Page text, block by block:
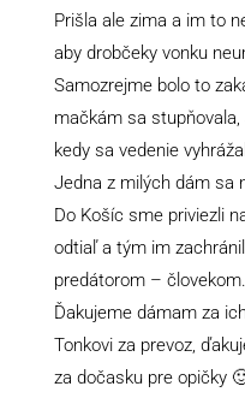
Prišla ale zima a im to
aby drobčeky vonku
Samozrejme bolo to
mačkám sa
kedy sa vedenie
Jedna z milých dám sa
Do Košíc sme priviezli
odtiaľ a tým im
predátorom –
Ďakujeme dámam za
Tonkovi za prevoz,
za dočasku pre opičky